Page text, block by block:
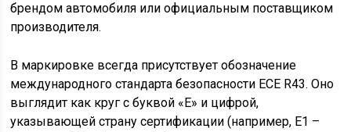
брендом автомобиля или официальным поставщиком
производителя.
В маркировке всегда присутствует обозначение
международного стандарта безопасности ECE R43. Оно
выглядит как круг с буквой «E» и цифрой,
указывающей страну сертификации (например, E1 –